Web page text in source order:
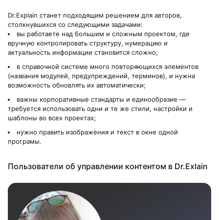
Dr.Explain станет подходящим решением для авторов,
столкнувшихся со следующими задачами:
вы работаете над большим и сложным проектом, где
вручную контролировать структуру, нумерацию и
актуальность информации становится сложно;
в справочной системе много повторяющихся элементов
(названия модулей, предупреждений, терминов), и нужна
возможность обновлять их автоматически;
важны корпоративные стандарты и единообразие —
требуется использовать одни и те же стили, настройки и
шаблоны во всех проектах;
нужно править изображения и текст в окне одной
програмы.
Пользователи об управлении контентом в Dr.Exlain